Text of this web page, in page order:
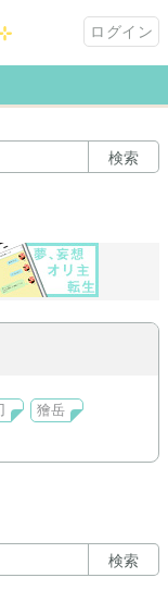
ログイン
検索
獪岳
検索